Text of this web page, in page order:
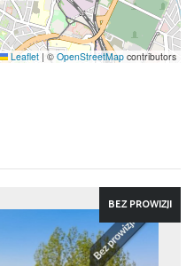
Leaflet | © OpenStreetMap contributors
BEZ PROWIZJI